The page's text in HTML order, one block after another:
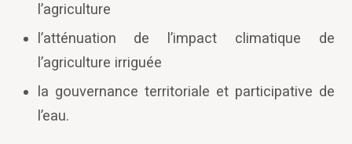
’agriculture
’atténuation de l’impact climatique de
’agriculture irriguée
la gouvernance territoriale et participative de
’eau.